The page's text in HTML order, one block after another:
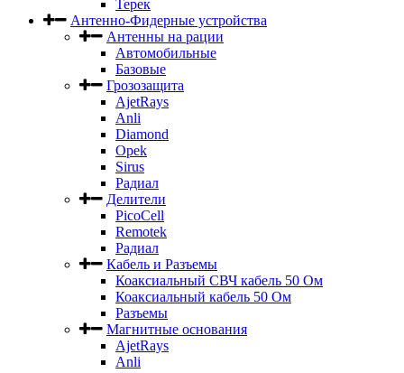
Терек
Антенно-Фидерные устройства
Антенны на рации
Автомобильные
Базовые
Грозозащита
AjetRays
Anli
Diamond
Opek
Sirus
Радиал
Делители
PicoCell
Remotek
Радиал
Кабель и Разъемы
Коаксиальный СВЧ кабель 50 Ом
Коаксиальный кабель 50 Ом
Разъемы
Магнитные основания
AjetRays
Anli